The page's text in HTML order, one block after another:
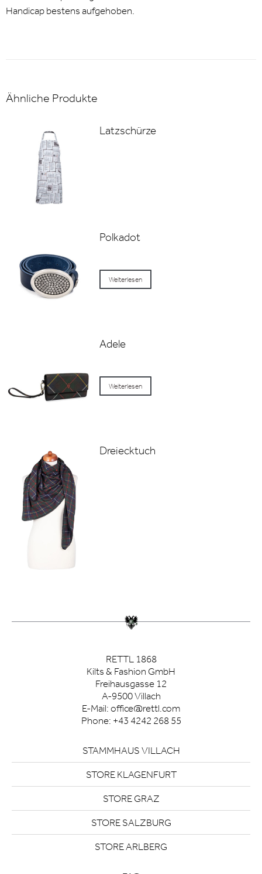
Handicap bestens aufgehoben.
Ähnliche Produkte
Latzschürze
Polkadot
Weiterlesen
Adele
Weiterlesen
Dreiecktuch
RETTL 1868
Kilts & Fashion GmbH
Freihausgasse 12
A-9500 Villach
E-Mail: office@rettl.com
Phone: +43 4242 268 55
STAMMHAUS VILLACH
STORE KLAGENFURT
STORE GRAZ
STORE SALZBURG
STORE ARLBERG